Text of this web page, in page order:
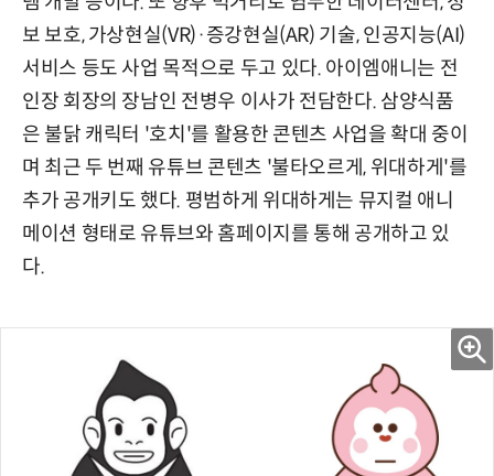
보 보호, 가상현실(VR)·증강현실(AR) 기술, 인공지능(AI)
서비스 등도 사업 목적으로 두고 있다. 아이엠애니는 전
인장 회장의 장남인 전병우 이사가 전담한다. 삼양식품
은 불닭 캐릭터 '호치'를 활용한 콘텐츠 사업을 확대 중이
며 최근 두 번째 유튜브 콘텐츠 '불타오르게, 위대하게'를
추가 공개키도 했다. 평범하게 위대하게는 뮤지컬 애니
메이션 형태로 유튜브와 홈페이지를 통해 공개하고 있
다.